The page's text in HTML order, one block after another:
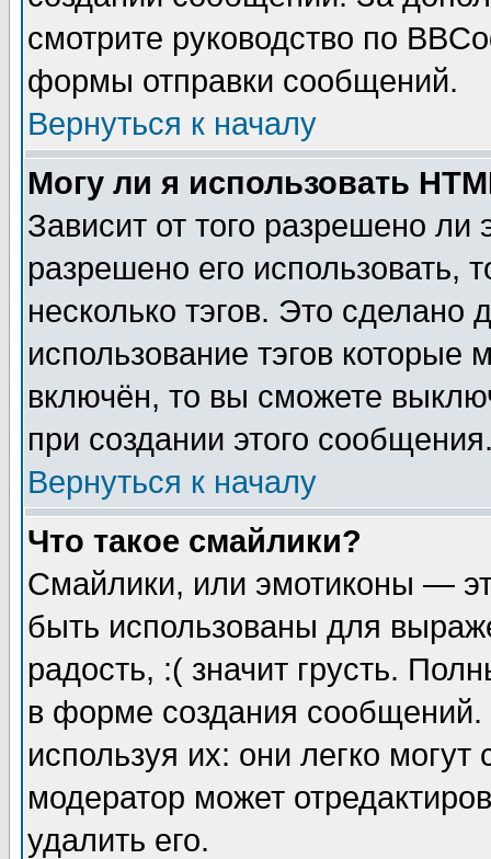
смотрите руководство по
формы отправки сообщений.
Вернуться к началу
Могу ли я использовать
Зависит от того разрешено
разрешено его использовать,
несколько тэгов. Это сделано
использование тэгов
включён, то вы сможете
при создании этого
Вернуться к началу
Что такое смайлики?
Смайлики, или эмотиконы —
быть использованы для
радость, :( значит грусть.
в форме создания сообщений.
используя их: они легко
модератор может
удалить его.